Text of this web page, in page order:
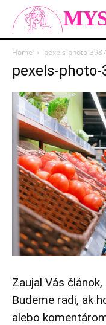
Home pexels-photo-
pexels-photo-
Zaujal Vás
Budeme radi, ak
alebo